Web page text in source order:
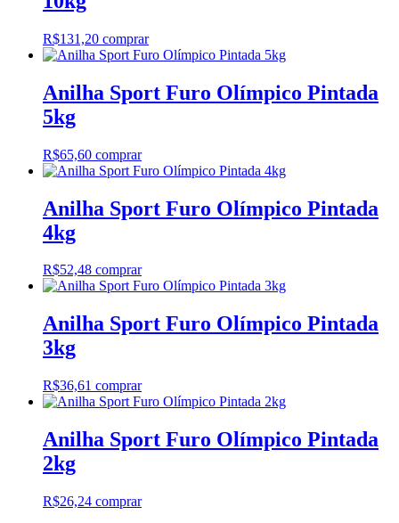
R$131,20 comprar
Anilha Sport Furo Olímpico Pintada
5kg
R$65,60 comprar
Anilha Sport Furo Olímpico Pintada
4kg
R$52,48 comprar
Anilha Sport Furo Olímpico Pintada
3kg
R$36,61 comprar
Anilha Sport Furo Olímpico Pintada
2kg
R$26,24 comprar